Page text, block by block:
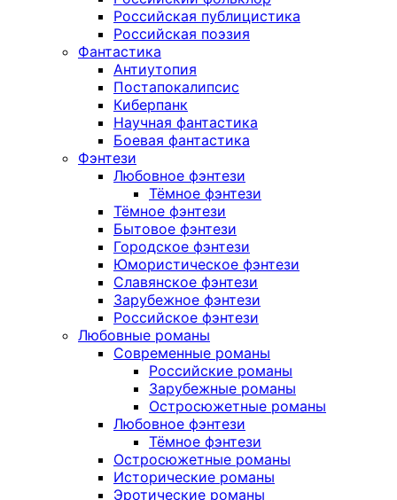
Российская публицистика
Российская поэзия
Фантастика
Антиутопия
Постапокалипсис
Киберпанк
Научная фантастика
Боевая фантастика
Фэнтези
Любовное фэнтези
Тёмное фэнтези
Тёмное фэнтези
Бытовое фэнтези
Городское фэнтези
Юмористическое фэнтези
Славянское фэнтези
Зарубежное фэнтези
Российское фэнтези
Любовные романы
Современные романы
Российские романы
Зарубежные романы
Остросюжетные романы
Любовное фэнтези
Тёмное фэнтези
Остросюжетные романы
Исторические романы
Эротические романы